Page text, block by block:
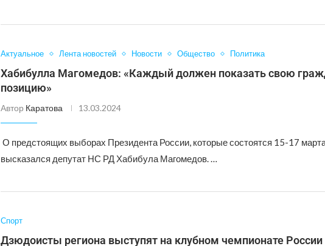
Актуальное Лента новостей Новости Общество Политика
Хабибулла Магомедов: «Каждый должен показать свою
позицию»
Автор Каратова 13.03.2024
О предстоящих выборах Президента России, которые состоятся 15-17
высказался депутат НС РД Хабибула Магомедов. …
Спорт
Дзюдоисты региона выступят на клубном чемпионате